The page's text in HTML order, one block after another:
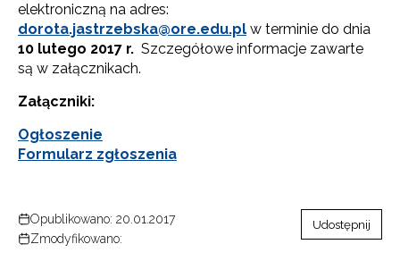
elektroniczną na adres:
dorota.jastrzebska@ore.edu.pl w terminie do dnia
10 lutego 2017 r. Szczegółowe informacje zawarte
są w załącznikach.
Załączniki:
Ogłoszenie
Formularz zgłoszenia
Opublikowano: 20.01.2017
Zmodyfikowano:
Udostępnij